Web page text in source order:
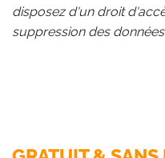
disposez d'un droit
suppression des